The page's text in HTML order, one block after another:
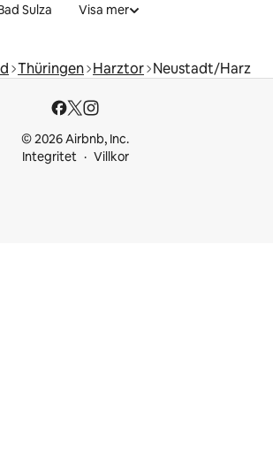
Sulza Visa mer
Thüringen Harztor Neustadt/Harz
© 2026 Airbnb, Inc.
Integritet
Villkor